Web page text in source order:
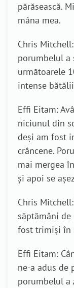
părăsească.
mâna mea.
Chris
porumbelul a
următoarele
intense
Effi Eitam:
niciunul din
deși am fost
crâncene.
mai mergea
și apoi se
Chris
săptămâni
fost trimiși în
Effi Eitam:
ne-a adus de
porumbelul a